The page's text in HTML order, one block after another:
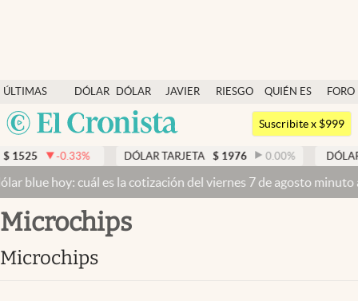
ÚLTIMAS
NOTICIAS
DÓLAR
DÓLAR
BLUE
JAVIER
RIESGO
QUIÉN ES
QUIÉN
FORO
Argentina
México
Dólar
Members
Economía y Política
Finanzas y Mercados
Mercados Online
Suscribite x $999
-0.33% DÓLAR TARJETA $ 1976 0.00 % DÓLAR
hoy: cuál es la cotización del viernes 7 de agosto minuto a
microchips
microchips